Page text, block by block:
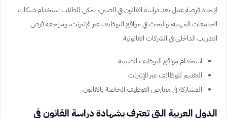
لإيجاد فرصة عمل بعد دراسة القانون في الصين، يمكن للطلاب استخدام شبكات
الجامعات المهنية، والبحث في مواقع التوظيف عبر الإنترنت، ومراجعة فرص
التدريب الداخلي في الشركات القانونية.
استخدام مواقع التوظيف الصينية.
التقديم للوظائف عبر الإنترنت.
المشاركة في معارض التوظيف الخاصة بالقانون.
الدول العربية التي تعترف بشهادة دراسة القانون في